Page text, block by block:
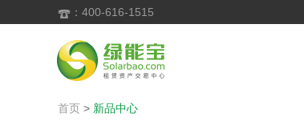
 ：400-616-1515
首页 > 新品中心